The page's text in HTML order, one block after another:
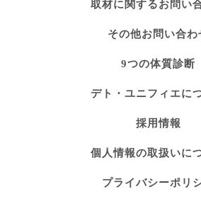
取材に関するお問い
その他お問い合わ
9つの体質診断
デト・ユニフィエに
採用情報
個人情報の取扱いに
プライバシーポリ